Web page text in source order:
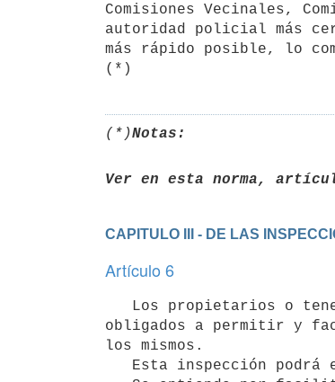
Comisiones Vecinales,
autoridad policial más
más rápido posible, lo
(*)Notas:
Ver en esta norma,
CAPITULO III - DE LAS
Artículo 6
obligados a permitir y
los mismos.